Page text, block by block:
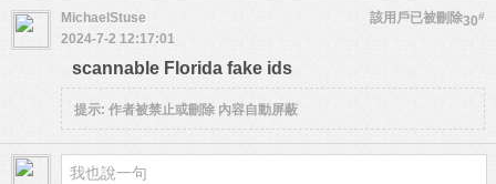
30#
MichaelStuse
該用戶已被刪除
2024-7-2 12:17:01
scannable Florida fake ids
提示: 作者被禁止或刪除 內容自動屏蔽